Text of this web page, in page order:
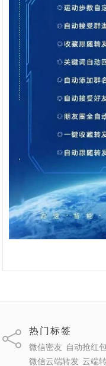
热门标签
微信密友 自动抢红
微信云端转发 云端